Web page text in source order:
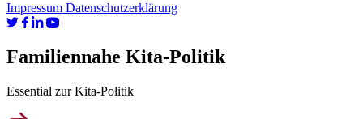
Impressum Datenschutzerklärung
Familiennahe Kita-Politik
Essential zur Kita-Politik